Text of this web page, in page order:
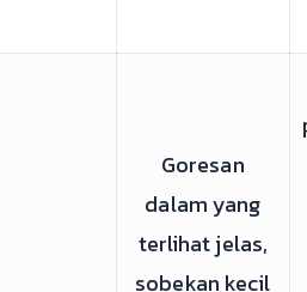
Goresan
dalam yang
terlihat jelas,
sobekan kecil